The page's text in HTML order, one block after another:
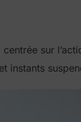
sur
instants